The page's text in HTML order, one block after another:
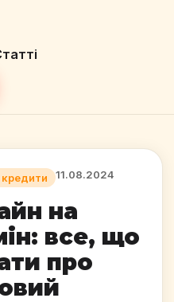
11.08.2024
на
все, що
про